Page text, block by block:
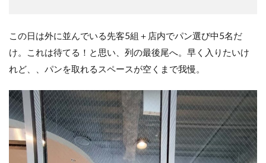
度
向
店
舗
情
報
中目
この日は外に並んでいる先客5組＋店内でパン選び中5名だ
け。これは待てる！と思い、列の最後尾へ。早く入りたいけ
れど、、パンを取れるスペースが空くまで我慢。